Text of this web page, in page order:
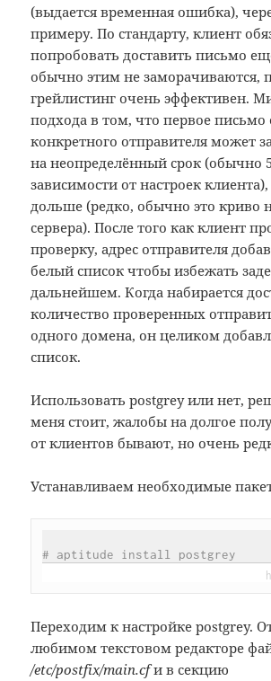
(выдается временная ошибка),
примеру. По стандарту, клиент
попробовать доставить письмо
обычно этим не заморачиваются,
грейлистинг очень эффективен.
подхода в том, что первое письмо
конкретного отправителя может
на неопределённый срок (обычно
зависимости от настроек
дольше (редко, обычно это криво
сервера). После того как клиент
проверку, адрес отправителя
белый список чтобы избежать
дальнейшем. Когда набирается
количество проверенных
одного домена, он целиком
список.
Использовать postgrey или нет,
меня стоит, жалобы на долгое
от клиентов бывают, но очень
Устанавливаем необходимые
# aptitude install postgrey
Переходим к настройке postgrey.
любимом текстовом редакторе
/etc/postfix/main.cfи в секцию